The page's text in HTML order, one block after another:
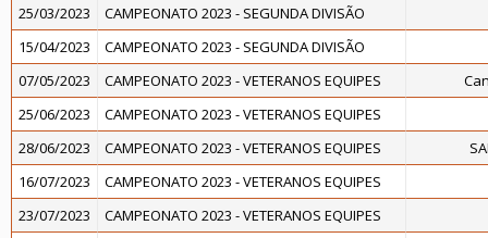
25/03/2023
CAMPEONATO 2023 - SEGUNDA DIVISÃO
15/04/2023
CAMPEONATO 2023 - SEGUNDA DIVISÃO
07/05/2023
CAMPEONATO 2023 - VETERANOS EQUIPES
25/06/2023
CAMPEONATO 2023 - VETERANOS EQUIPES
28/06/2023
CAMPEONATO 2023 - VETERANOS EQUIPES
16/07/2023
CAMPEONATO 2023 - VETERANOS EQUIPES
23/07/2023
CAMPEONATO 2023 - VETERANOS EQUIPES